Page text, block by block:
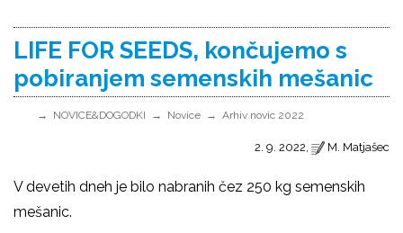
LIFE FOR SEEDS, končujemo s
pobiranjem semenskih mešanic
NOVICE&DOGODKI Novice Arhiv novic 2022
2. 9. 2022, M. Matjašec
V devetih dneh je bilo nabranih čez 250 kg semenskih
mešanic.